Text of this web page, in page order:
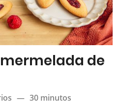
de
— 30 minutos